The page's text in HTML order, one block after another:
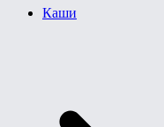
Каши